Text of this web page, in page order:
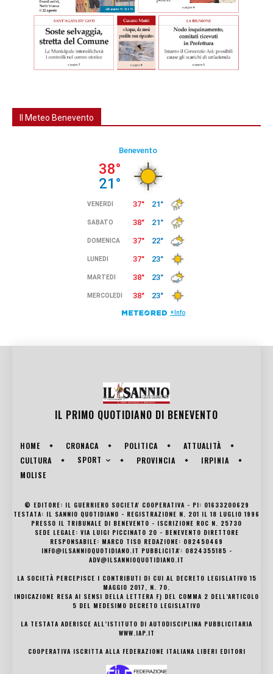
Il Meteo Benevento
IL PRIMO QUOTIDIANO DI BENEVENTO
HOME CRONACA POLITICA
ATTUALITÀ
CULTURA
SPORT PROVINCIA
IRPINIA
MOLISE
© EDITORE: IL GUERRIERO SOCIETA' COOPERATIVA - PI: 01633200629
TESTATA: IL SANNIO QUOTIDIANO - REGISTRAZIONE N. 201 IL 18 LUGLIO 1996
PRESSO IL TRIBUNALE DI BENEVENTO - ISCRIZIONE ROC N. 25730
SEDE LEGALE: VIA LUIGI PICCINATO 20 - BENEVENTO DIRETTORE
RESPONSABILE: MARCO TISO REDAZIONE: 082450469
INFO@ILSANNIOQUOTIDIANO.IT PUBBLICITA': 0824355185 -
ADV@ILSANNIOQUOTIDIANO.IT
LA SOCIETÀ PERCEPISCE I CONTRIBUTI DI CUI AL DECRETO LEGISLATIVO 15
MAGGIO 2017, N. 70.
INDICAZIONE RESA AI SENSI DELLA LETTERA F) DEL COMMA 2 DELL’ARTICOLO
5 DEL MEDESIMO DECRETO LEGISLATIVO
LA TESTATA ADERISCE ALL’ISTITUTO DI AUTODISCIPLINA PUBBLICITARIA
WWW.IAP.IT
COOPERATIVA ISCRITTA ALLA FEDERAZIONE ITALIANA LIBERI EDITORI